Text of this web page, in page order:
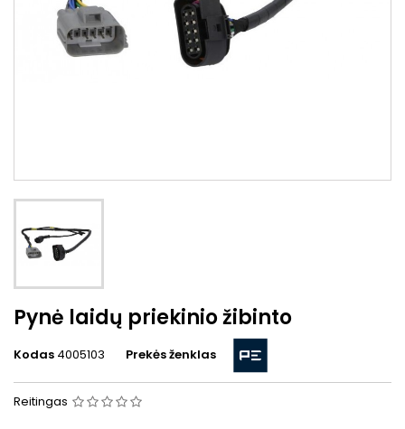
Pynė laidų priekinio žibinto
Kodas 4005103 Prekės ženklas
Reitingas